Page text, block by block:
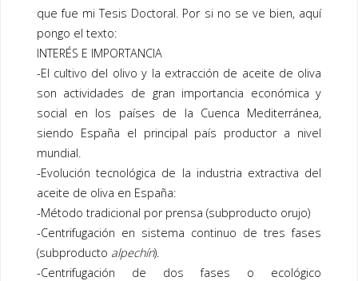
que fue mi Tesis Doctoral. Por si no se ve bien, aquí
pongo el texto:
INTERÉS E IMPORTANCIA
-El cultivo del olivo y la extracción de aceite de oliva
son actividades de gran importancia económica y
social en los países de la Cuenca Mediterránea,
siendo España el principal país productor a nivel
mundial.
-Evolución tecnológica de la industria extractiva del
aceite de oliva en España:
-Método tradicional por prensa (subproducto orujo)
-Centrifugación en sistema continuo de tres fases
(subproducto alpechín).
-Centrifugación de dos fases o ecológico